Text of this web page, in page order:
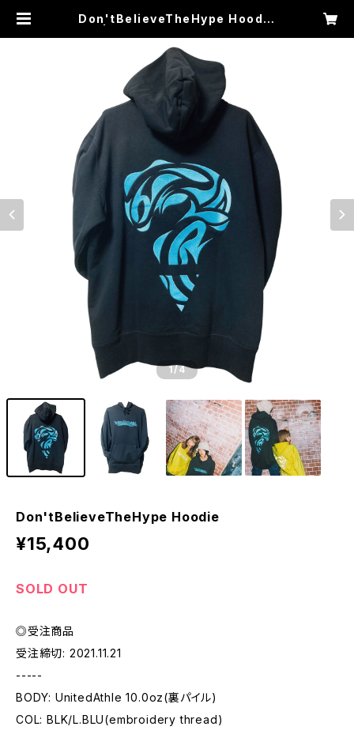
Don'tBelieveTheHype Hoodie
1/4
Don'tBelieveTheHype Hoodie
¥15,400
SOLD OUT
◎受注商品
受注締切: 2021.11.21
-----
BODY: UnitedAthle 10.0oz(裏パイル)
COL: BLK/L.BLU(embroidery thread)